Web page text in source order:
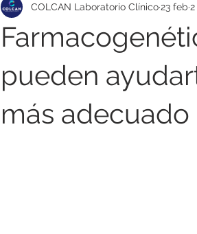
pueden
más adecuado
COLCAN Laboratorio Clínico23 feb